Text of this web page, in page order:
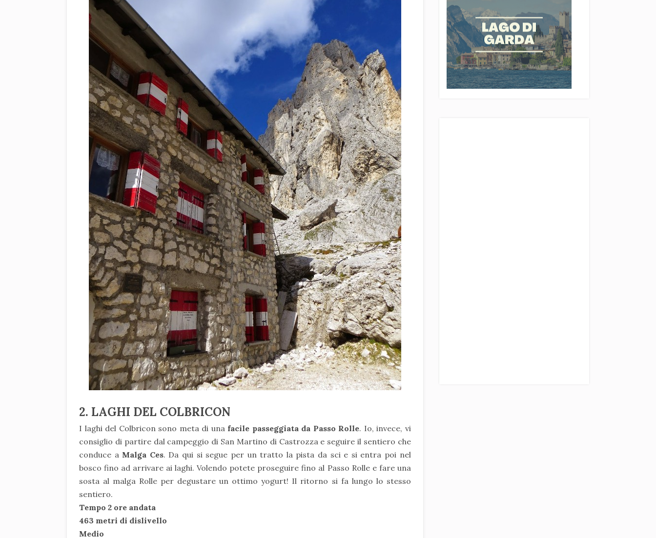
2. LAGHI DEL COLBRICON
I laghi del Colbriconsono meta di una facile passeggiata da Passo Rolle. Io, invece, vi
consiglio di partire dal campeggio di San Martino di Castrozza e seguire il sentiero che
conduce a Malga Ces. Da qui si segue per un tratto la pista da sci e si entra poi nel
bosco fino ad arrivare ai laghi. Volendo potete proseguire fino al Passo Rolle e fare una
sosta al malga Rolle per degustare un ottimo yogurt! Il ritorno si fa lungo lo stesso
sentiero.
Tempo 2 ore andata
463 metri di dislivello
Medio